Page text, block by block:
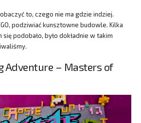
to, czego nie ma gdzie indziej.
podziwiać kunsztowne budowle. Kilka
podobało, było dokładnie w takim
Adventure – Masters of